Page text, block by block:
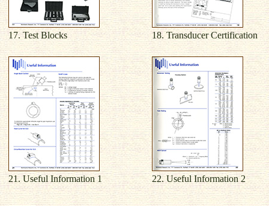
17. Test Blocks 18. Transducer Certification
21. Useful Information 1 22. Useful Information 2